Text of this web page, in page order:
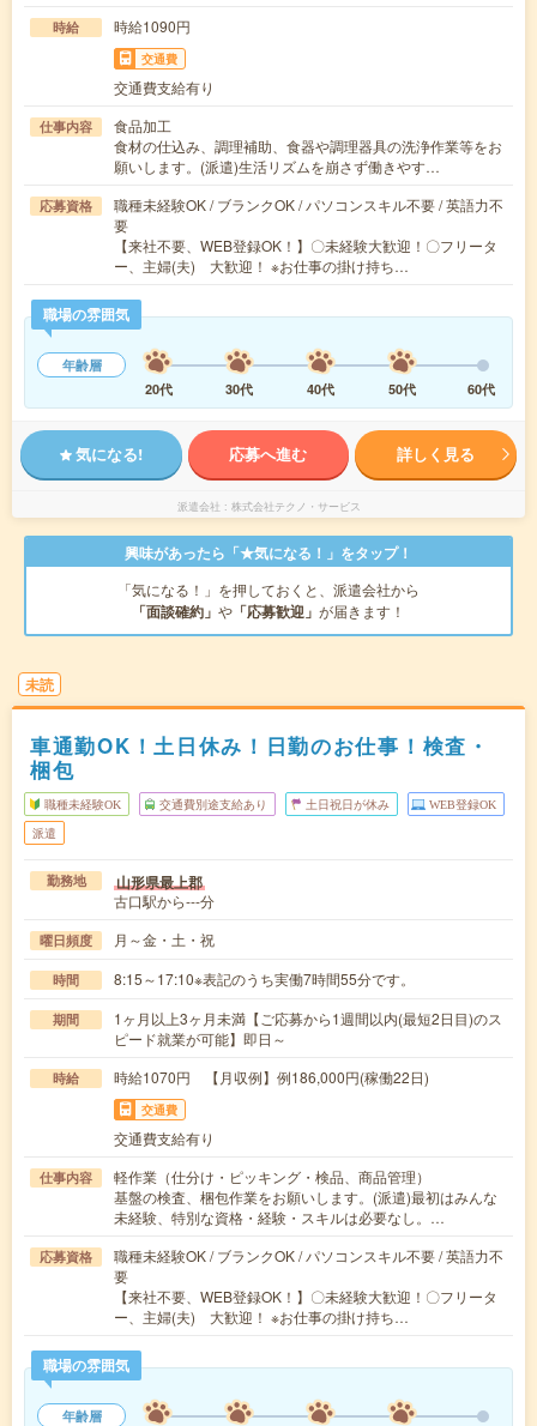
時給 時給1090円
交通費
交通費支給有り
仕事内容
食品加工
食材の仕込み、調理補助、食器や調理器具の洗浄作業等をお
願いします。(派遣)生活リズムを崩さず働きやす…
応募資格
職種未経験OK / ブランクOK / パソコンスキル不要 / 英語力不
要
【来社不要、WEB登録OK！】〇未経験大歓迎！〇フリータ
ー、主婦(夫) 大歓迎！ ※お仕事の掛け持ち…
職場の雰囲気
年齢層
20代
30代 40代 50代 60代
気になる! 応募へ進む 詳しく見る
派遣会社 株式会社テクノ・サービス
興味があったら「★気になる！」をタップ！
「気になる！」を押しておくと、派遣会社から
「面談確約」 や 「応募歓迎」 が届きます！
未読
車通勤OK！土日休み！日勤のお仕事！検査・
梱包
職種未経験OK 交通費別途支給あり 土日祝日が休み WEB登録OK
派遣
勤務地 山形県最上郡
古口駅から---分
曜日頻度 月～金・土・祝
時間 8:15～17:10※表記のうち実働7時間55分です。
期間
1ヶ月以上3ヶ月未満【ご応募から1週間以内(最短2日目)のス
ピード就業が可能】即日～
時給 時給1070円 【月収例】例186,000円(稼働22日)
交通費
交通費支給有り
仕事内容
軽作業（仕分け・ピッキング・検品、商品管理）
基盤の検査、梱包作業をお願いします。(派遣)最初はみんな
未経験、特別な資格・経験・スキルは必要なし。…
応募資格
職種未経験OK / ブランクOK / パソコンスキル不要 / 英語力不
要
【来社不要、WEB登録OK！】〇未経験大歓迎！〇フリータ
ー、主婦(夫) 大歓迎！ ※お仕事の掛け持ち…
職場の雰囲気
年齢層